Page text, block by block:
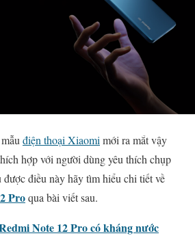
điện thoại Xiaomi mới ra mắt vậy
hợp với người dùng yêu thích chụp
điều này hãy tìm hiểu chi tiết về
Proqua bài viết sau.
Note 12 Pro có kháng nước